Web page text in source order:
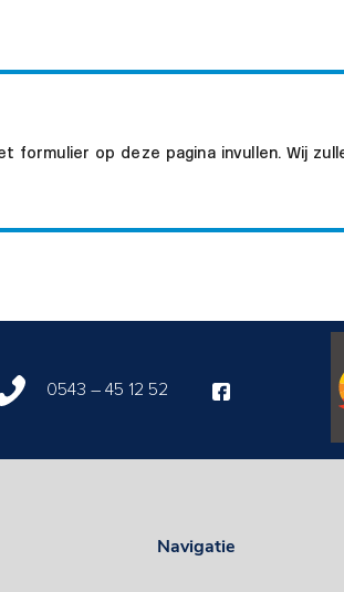
op deze pagina invullen. Wij
0543 – 45 12 52
Navigatie